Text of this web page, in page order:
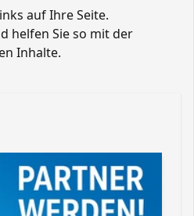
auf Ihre Seite.
helfen Sie so mit der
Inhalte.